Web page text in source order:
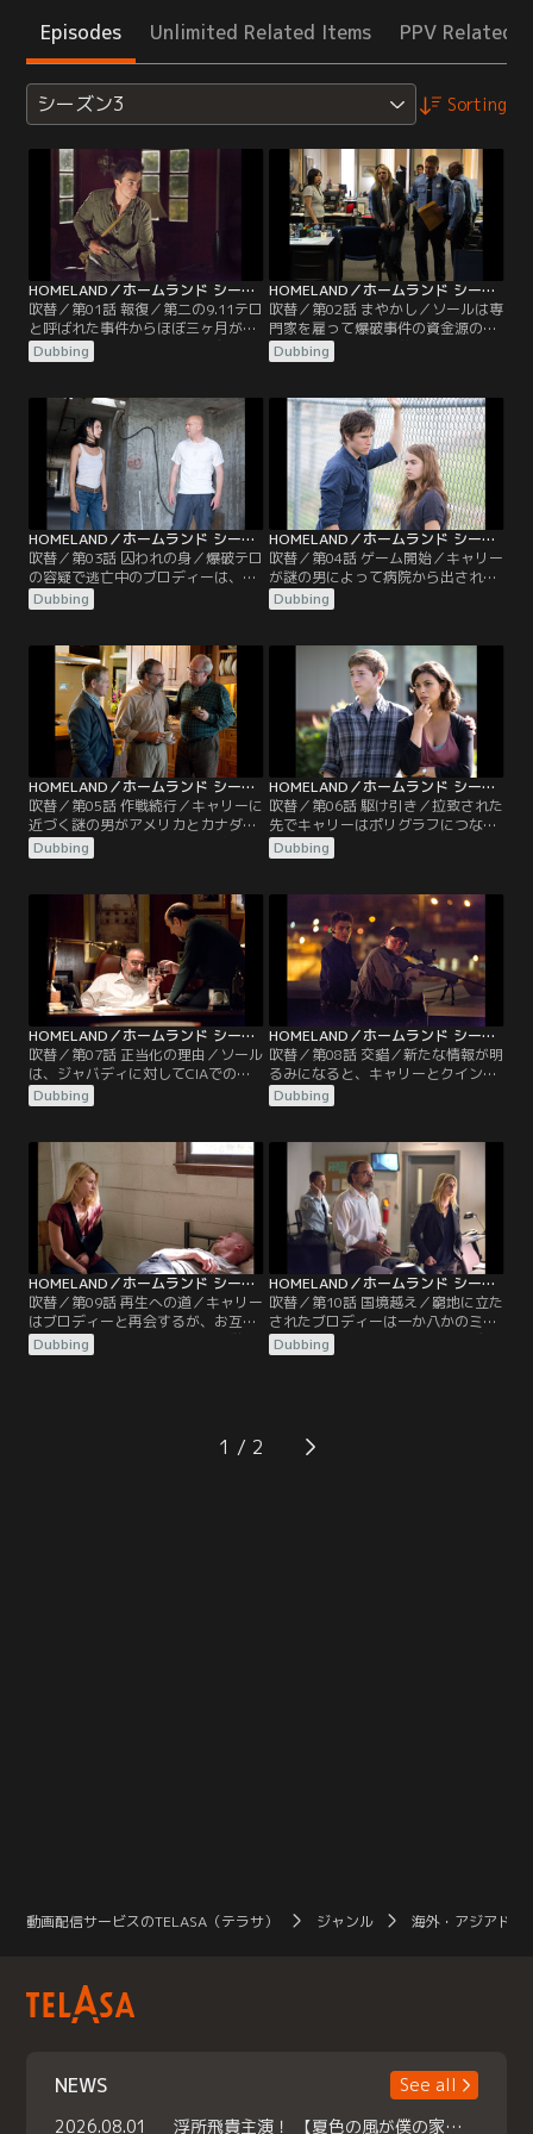
Episodes Unlimited Related Items PPV Related
シーズン3 Sorting
HOMELAND／ホームランド シーズン3 第01話／吹替
吹替／第01話 報復／第二の9.11テロ
と呼ばれた事件からほぼ三ヶ月が経
ち、世間ではニコラス･ブロディー
が逃走中の危険な爆撃犯であると噂
テロリストたちへの反撃を計画する
が、一連の事件についてキャリーの
上院尋問への反論が彼のCIA復活へ
の妨げとなっていた。
Dubbing
HOMELAND／ホームランド シーズン3 第02話／吹替
吹替／第02話 まやかし／ソールは専
門家を雇って爆破事件の資金源の痕
跡を追わせ、事件の首謀者を見つけ
出そうとする。その頃ピーター･ク
巻き添え被害によるトラブルに対し
て自分自身でけじめをつけようとし
ていた。壊れた家庭を修復すべくブ
ロディー一家がセラピーを受け始め
る中…。
Dubbing
HOMELAND／ホームランド シーズン3 第03話／吹替
吹替／第03話 囚われの身／爆破テロ
の容疑で逃亡中のブロディーは、キ
ャリーを知る謎の組織に捕らえられ
る。何度も命を狙われる中でブロデ
な状況にあることを認識していた。
一方、D.C.で入院中のキャリーはソ
ールとの連絡が取れない状況の
中…。
Dubbing
HOMELAND／ホームランド シーズン3 第04話／吹替
吹替／第04話 ゲーム開始／キャリー
が謎の男によって病院から出され
る。一方ブロディー家ではディナが
失踪し、ジェシカが警察に出向くが
ロの資金源を追っていたソールとフ
ァラが、意外な場所での資金の痕跡
を発見し、ついにCIAはジャバディ
という人物にたどりつく…。
Dubbing
HOMELAND／ホームランド シーズン3 第05話／吹替
吹替／第05話 作戦続行／キャリーに
近づく謎の男がアメリカとカナダの
国境を渡る。その頃、娘の失踪事件
でパニックとなったジェシカから助
ィナの捜索を進める。一方ソール
は、CIA長官の座を争うロックハー
トとパーティーに参加していた。
Dubbing
HOMELAND／ホームランド シーズン3 第06話／吹替
吹替／第06話 駆け引き／拉致された
先でキャリーはポリグラフにつなが
れ尋問される。ソールがロックハー
トの計画を邪魔するのに苦戦し、キ
たイランの工作員が危険な結果をも
たらしてしまう。その後キャリーと
クインはジャバディを捕らえるが、
地方警察からの圧力がかかる。
Dubbing
HOMELAND／ホームランド シーズン3 第07話／吹替
吹替／第07話 正当化の理由／ソール
は、ジャバディに対してCIAでのキ
ャリアに関わるような大きな賭けに
出る。キャリーとクインが地方警察
り、アダルによってクインが起訴さ
れる危機にある中、キャリーは国家
安全保障のため一時捜査を中断する
よう警部に申し出る。
Dubbing
HOMELAND／ホームランド シーズン3 第08話／吹替
吹替／第08話 交錯／新たな情報が明
るみになると、キャリーとクインは
爆破事件の鍵となる疑いを追及し始
める。ソールの計画が次の段階を迎
を修復するため、関係を絶ちたいと
アランに伝える。その一方でブロデ
ィー一家は、衝撃のニュースを耳に
する。
Dubbing
HOMELAND／ホームランド シーズン3 第09話／吹替
吹替／第09話 再生への道／キャリー
はブロディーと再会するが、お互い
の状況は二人が想像するよりも厳し
いものとなっていた。幻覚に苦しむ
Dubbing
HOMELAND／ホームランド シーズン3 第10話／吹替
吹替／第10話 国境越え／窮地に立た
されたブロディーは一か八かのミッ
ションを開始するが、脆いコンディ
ションが全てに影響を及ぼしてい
りの任務からキャリーを外すよう提
案する。
Dubbing
1
動画配信サービスのTELASA（テラサ） ジャンル 海外・アジアドラ
NEWS
See all
2026.08.01
浮所飛貴主演！ 【夏色の風が僕の家にやってきた】 本日よりテラサで独占配信スタート！